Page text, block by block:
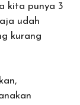
kita punya 3
udah
kurang